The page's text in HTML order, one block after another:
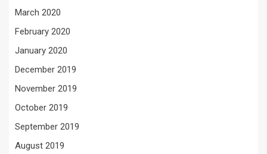
March 2020
February 2020
January 2020
December 2019
November 2019
October 2019
September 2019
August 2019